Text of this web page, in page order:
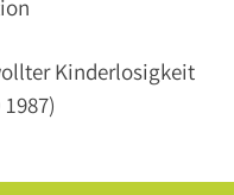
Kinderlosigkeit